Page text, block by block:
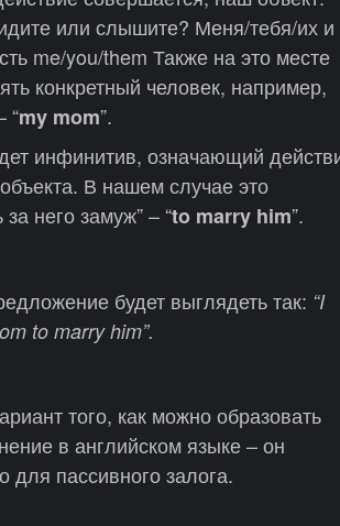
или слышите? Меня/тебя/их и
me/you/them Также на это месте
конкретный человек, например,
“my mom”.
инфинитив, означающий
В нашем случае это
за него замуж” – “to marry him”.
будет выглядеть так: “I
to marry him”.
того, как можно образовать
в английском языке – он
для пассивного залога.